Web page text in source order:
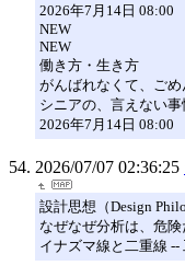
2026年7月14日 08:00
NEW
NEW
働き方・生き方
がんばれなくて、ご
シニアの、言えない事
2026年7月14日 08:00
2026/07/07 02:36:25
設計思想（Design
なぜなぜ分析は、危険
イナズマ線と二重線 --